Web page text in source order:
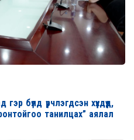
бүлд үрчлэгдсэн хүүхдүүд,
танилцах” аялал